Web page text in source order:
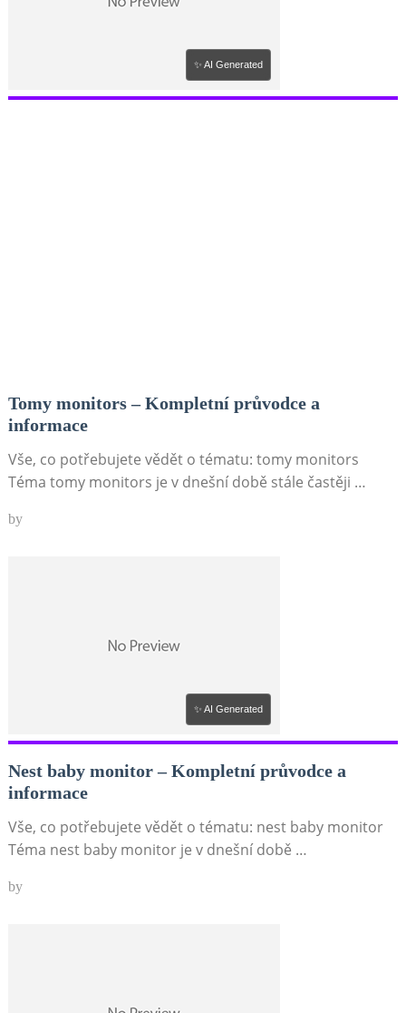
✨ AI Generated
Tomy monitors – Kompletní průvodce a
informace
Vše, co potřebujete vědět o tématu: tomy monitors
Téma tomy monitors je v dnešní době stále častěji …
by
✨ AI Generated
Nest baby monitor – Kompletní průvodce a
informace
Vše, co potřebujete vědět o tématu: nest baby monitor
Téma nest baby monitor je v dnešní době …
by